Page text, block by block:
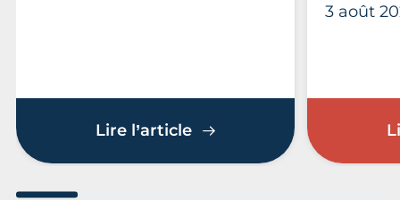
Lire l’articleLes Arts en l’Île : les
3 août